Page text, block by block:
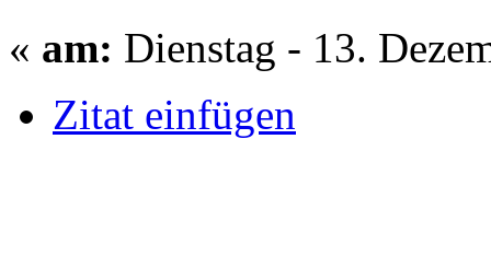
« am: Dienstag - 13.
Zitat einfügen